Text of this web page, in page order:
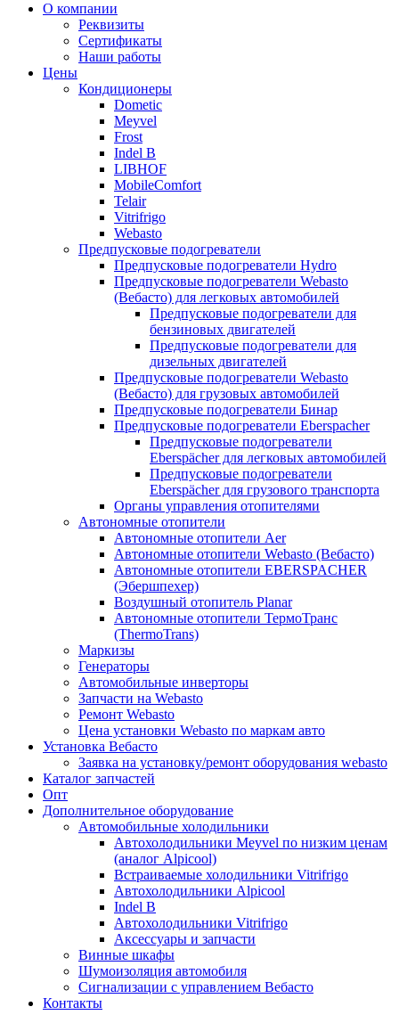
вверх
О компании
Реквизиты
Сертификаты
Наши работы
Цены
Кондиционеры
Dometic
Meyvel
Frost
Indel B
LIBHOF
MobileComfort
Telair
Vitrifrigo
Webasto
Предпусковые подогреватели
Предпусковые подогреватели Hydro
Предпусковые подогреватели Webasto
(Вебасто) для легковых автомобилей
Предпусковые подогреватели для
бензиновых двигателей
Предпусковые подогреватели для
дизельных двигателей
Предпусковые подогреватели Webasto
(Вебасто) для грузовых автомобилей
Предпусковые подогреватели Бинар
Предпусковые подогреватели Eberspacher
Предпусковые подогреватели
Eberspächer для легковых автомобилей
Предпусковые подогреватели
Eberspächer для грузового транспорта
Органы управления отопителями
Автономные отопители
Автономные отопители Аer
Автономные отопители Webasto (Вебасто)
Автономные отопители EBERSPACHER
(Эбершпехер)
Воздушный отопитель Planar
Автономные отопители ТермоТранс
(ThermoTrans)
Маркизы
Генераторы
Автомобильные инверторы
Запчасти на Webasto
Ремонт Webasto
Цена установки Webasto по маркам авто
Установка Вебасто
Заявка на установку/ремонт оборудования webasto
Каталог запчастей
Опт
Дополнительное оборудование
Автомобильные холодильники
Автохолодильники Meyvel по низким ценам
(аналог Alpicool)
Встраиваемые холодильники Vitrifrigo
Автохолодильники Alpicool
Indel B
Автохолодильники Vitrifrigo
Аксессуары и запчасти
Винные шкафы
Шумоизоляция автомобиля
Сигнализации с управлением Вебасто
Контакты